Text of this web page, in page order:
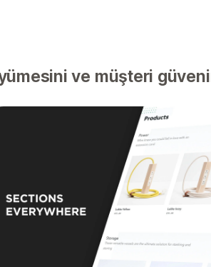
ve müşteri